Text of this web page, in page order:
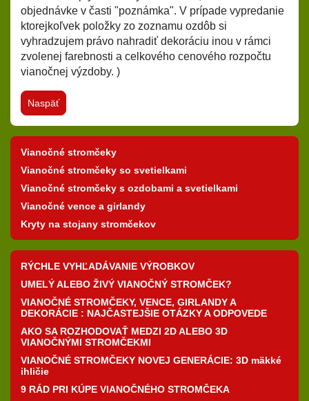
objednávke v časti "poznámka". V prípade vypredanie
ktorejkoľvek položky zo zoznamu ozdôb si
vyhradzujem právo nahradiť dekoráciu inou v rámci
zvolenej farebnosti a celkového cenového rozpočtu
vianočnej výzdoby. )
Naspäť
Vianočné stromčeky
Vianočné stromčeky so svetielkami
Vianočné stromčeky s ozdobami a svetielkami
Vianočné vence a girlandy
Kryty na stojany stromčekov
RÝCHLE VYHĽADÁVANIE VÝROBKOV
UMELÝ ALEBO ŽIVÝ VIANOČNÝ STROMČEK?
VIANOČNÉ STROMČEKY, VENCE, GIRLANDY A
DEKORÁCIE : NAJČASTEJŠIE OTÁZKY A ODPOVEDE
AKO SA ROZHODOVAŤ MEDZI 2D ALEBO 3D
VIANOČNÝMI STROMČEKMI
VIANOČNÉ STROMČEKY NOVEJ GENERÁCIE: 3D mäkké
ihličie
9 RÁD PRI KÚPE VIANOČNÉHO STROMČEKA